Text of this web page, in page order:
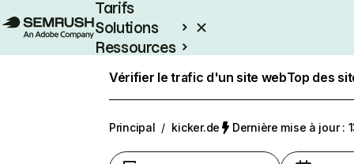
Tarifs
Solutions
Ressources
Vérifier le trafic d'un site webTop des
Principal / kicker.de Dernière mise à jour :